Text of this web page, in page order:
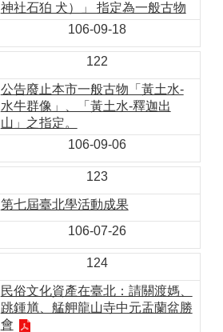
神社石狛 犬）」 指定為一般古物
106-09-18
122
公告廢止本市一般古物「黃土水-
水牛群像」、「黃土水-釋迦出
山」之指定。
106-09-06
123
第七屆臺北學活動成果
106-07-26
124
民俗文化資產在臺北：請關渡媽、
跳鍾馗、艋舺龍山寺中元盂蘭盆勝
會